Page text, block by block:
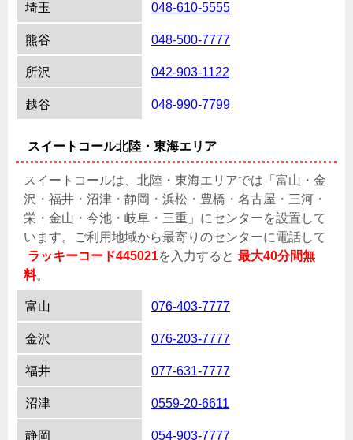
埼玉 048-610-5555
熊谷 048-500-7777
所沢 042-903-1122
越谷 048-990-7799
スイートコール北陸・東海エリア
スイートコールは、北陸・東海エリアでは「富山・金
沢・福井・沼津・静岡・浜松・豊橋・名古屋・三河・
栄・金山・今池・岐阜・三重」にセンターを設置して
います。ご利用地域から最寄りのセンターに電話して
ラッキーコード445021を入力すると 最大40分間無
料。
富山 076-403-7777
金沢 076-203-7777
福井 077-631-7777
沼津 0559-20-6611
静岡 054-903-7777